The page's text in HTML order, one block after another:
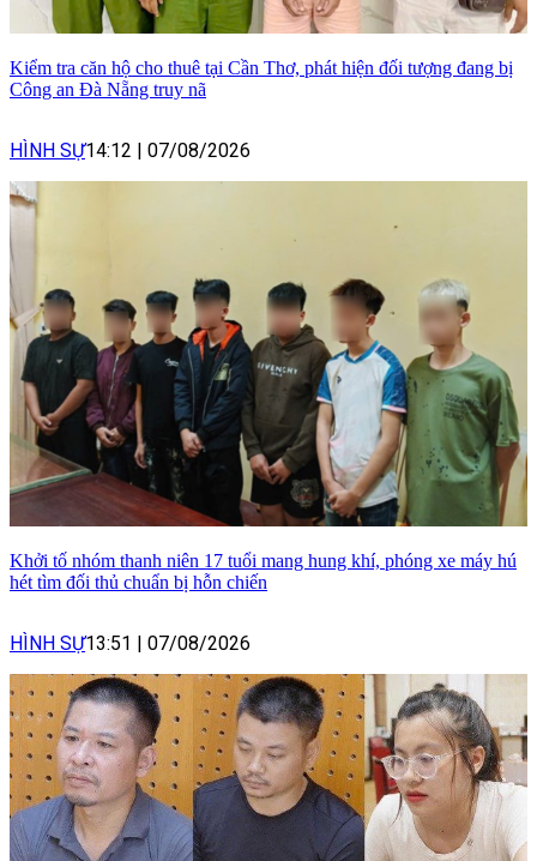
Kiểm tra căn hộ cho thuê tại Cần Thơ, phát hiện đối tượng đang bị
Công an Đà Nẵng truy nã
HÌNH SỰ14:12 | 07/08/2026
Khởi tố nhóm thanh niên 17 tuổi mang hung khí, phóng xe máy hú
hét tìm đối thủ chuẩn bị hỗn chiến
HÌNH SỰ13:51 | 07/08/2026